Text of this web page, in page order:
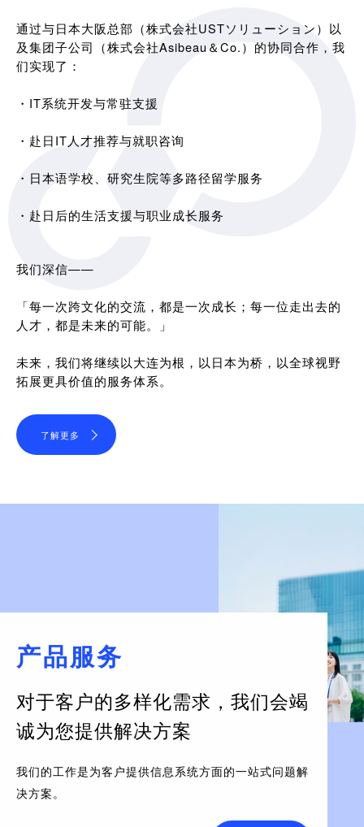
通过与日本大阪总部（株式会社USTソリューション）以
及集团子公司（株式会社Asibeau＆Co.）的协同合作，我
们实现了：
・IT系统开发与常驻支援
・赴日IT人才推荐与就职咨询
・日本语学校、研究生院等多路径留学服务
・赴日后的生活支援与职业成长服务
我们深信——
「每一次跨文化的交流，都是一次成长；每一位走出去的
人才，都是未来的可能。」
未来，我们将继续以大连为根，以日本为桥，以全球视野
拓展更具价值的服务体系。
了解更多
产品服务
对于客户的多样化需求， 我们会竭
诚为您提供解决方案
我们的工作是为客户提供信息系统方面的一站式问题解
决方案。